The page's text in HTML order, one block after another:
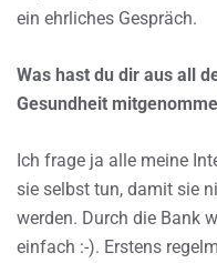
ein ehrliches Gespräch.
Was hast du dir aus all
Gesundheit
Ich frage ja alle meine
sie selbst tun, damit sie
werden. Durch die Bank
einfach :-). Erstens